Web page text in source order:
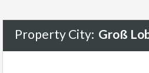
Property City: Groß